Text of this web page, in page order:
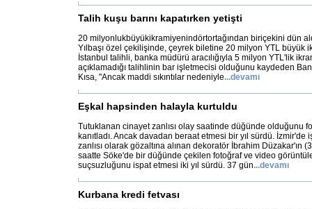
Talih kuşu barını kapatırken yetişti
20 milyonlukbüyükikramiyenindörtortağından biriçekini dün
Yılbaşı özel çekilişinde, çeyrek biletine 20 milyon YTL büyük
İstanbul talihli, banka müdürü aracılığıyla 5 milyon YTL'lik
açıklamadığı talihlinin bar işletmecisi olduğunu kaydeden
Kısa, "Ancak maddi sıkıntılar nedeniyle...devamı
Eşkal hapsinden halayla kurtuldu
Tutuklanan cinayet zanlısı olay saatinde düğünde olduğunu
kanıtladı. Ancak davadan beraat etmesi bir yıl sürdü.
zanlısı olarak gözaltına alınan dekoratör İbrahim Düzakar'ın
saatte Söke'de bir düğünde çekilen fotoğraf ve video
suçsuzluğunu ispat etmesi iki yıl sürdü. 37 gün...devamı
Kurbana kredi fetvası